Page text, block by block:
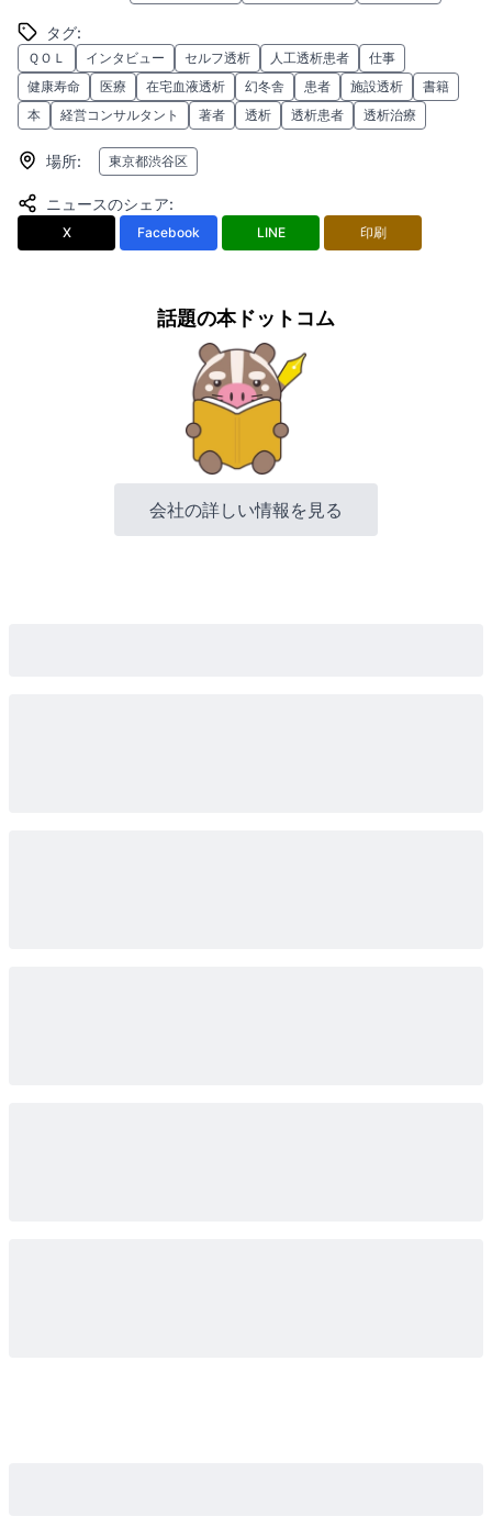
タグ:
ＱＯＬ インタビュー セルフ透析 人工透析患者
仕事
健康寿命
医療 在宅血液透析 幻冬舎 患者 施設透析
書籍
本
経営コンサルタント 著者 透析 透析患者 透析治療
場所: 東京都渋谷区
ニュースのシェア:
X Facebook LINE 印刷
話題の本ドットコム
会社の詳しい情報を見る